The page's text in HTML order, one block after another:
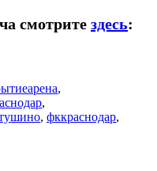
смотрите здесь:
,
,
, фккраснодар,